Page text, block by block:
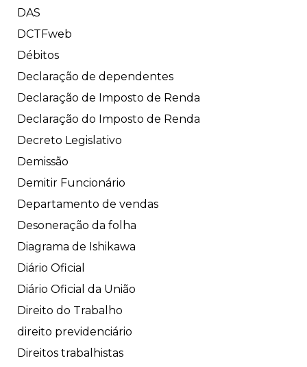
DAS
DCTFweb
Débitos
Declaração de dependentes
Declaração de Imposto de Renda
Declaração do Imposto de Renda
Decreto Legislativo
Demissão
Demitir Funcionário
Departamento de vendas
Desoneração da folha
Diagrama de Ishikawa
Diário Oficial
Diário Oficial da União
Direito do Trabalho
direito previdenciário
Direitos trabalhistas